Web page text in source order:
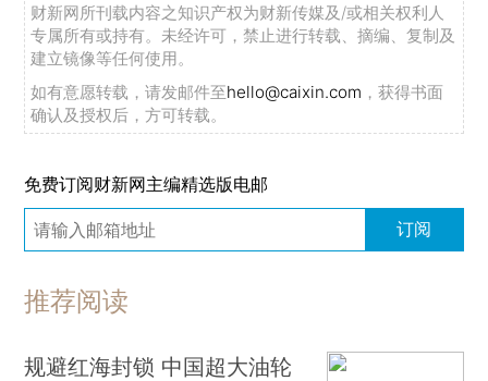
财新网所刊载内容之知识产权为财新传媒及/或相关权利人
专属所有或持有。未经许可，禁止进行转载、摘编、复制及
建立镜像等任何使用。
如有意愿转载，请发邮件至hello@caixin.com ，获得书面
确认及授权后，方可转载。
免费订阅财新网主编精选版电邮
订阅
推荐阅读
规避红海封锁 中国超大油轮